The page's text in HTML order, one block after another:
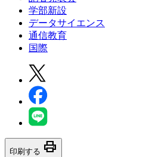
学部新設
データサイエンス
通信教育
国際
印刷する print